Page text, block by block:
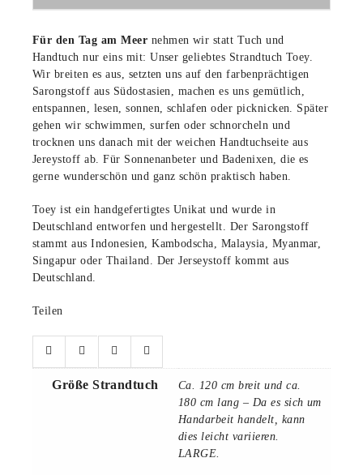
Für den Tag am Meer nehmen wir statt Tuch und
Handtuch nur eins mit: Unser geliebtes Strandtuch Toey.
Wir breiten es aus, setzten uns auf den farbenprächtigen
Sarongstoff aus Südostasien, machen es uns gemütlich,
entspannen, lesen, sonnen, schlafen oder picknicken. Später
gehen wir schwimmen, surfen oder schnorcheln und
trocknen uns danach mit der weichen Handtuchseite aus
Jereystoff ab. Für Sonnenanbeter und Badenixen, die es
gerne wunderschön und ganz schön praktisch haben.
Toey ist ein handgefertigtes Unikat und wurde in
Deutschland entworfen und hergestellt. Der Sarongstoff
stammt aus Indonesien, Kambodscha, Malaysia, Myanmar,
Singapur oder Thailand. Der Jerseystoff kommt aus
Deutschland.
Teilen
Größe Strandtuch
Ca. 120 cm breit und ca.
180 cm lang – Da es sich um
Handarbeit handelt, kann
dies leicht variieren.
LARGE.